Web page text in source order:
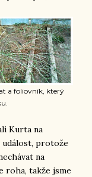
a foliovník, který
Kurta na
událost, protože
na
roha, takže jsme